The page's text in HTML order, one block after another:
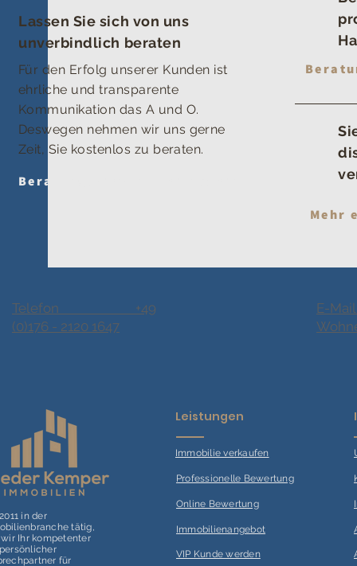
Lassen Sie sich von uns
unverbindlich beraten
Für den Erfolg unserer Kunden ist
ehrliche und transparente
Kommunikation das A und O.
Deswegen nehmen wir uns gerne
Zeit, Sie kostenlos zu beraten.
Beratungstermin vereinbaren
Mehr
Telefon +49
(0)176 - 2120 1647
E-
in der
tätig,
Ihr kompetenter
für
Leistungen
Immobilie verkaufen
Professionelle Bewertung
Online Bewertung
Immobilienangebot
VIP Kunde werden